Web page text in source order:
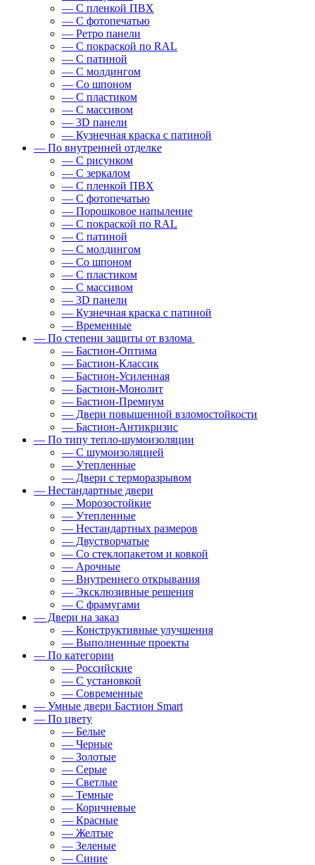
— С пленкой ПВХ
— С фотопечатью
— Ретро панели
— С покраской по RAL
— С патиной
— С молдингом
— Со шпоном
— С пластиком
— С массивом
— 3D панели
— Кузнечная краска с патиной
— По внутренней отделке
— С рисунком
— С зеркалом
— С пленкой ПВХ
— С фотопечатью
— Порошковое напыление
— С покраской по RAL
— С патиной
— С молдингом
— Со шпоном
— С пластиком
— С массивом
— 3D панели
— Кузнечная краска с патиной
— Временные
— По степени защиты от взлома
— Бастион-Оптима
— Бастион-Классик
— Бастион-Усиленная
— Бастион-Монолит
— Бастион-Премиум
— Двери повышенной взломостойкости
— Бастион-Антикризис
— По типу тепло-шумоизоляции
— С шумоизоляцией
— Утепленные
— Двери с терморазрывом
— Нестандартные двери
— Морозостойкие
— Утепленные
— Нестандартных размеров
— Двустворчатые
— Со стеклопакетом и ковкой
— Арочные
— Внутреннего открывания
— Эксклюзивные решения
— С фрамугами
— Двери на заказ
— Конструктивные улучшения
— Выполненные проекты
— По категории
— Российские
— С установкой
— Современные
— Умные двери Бастион Smart
— По цвету
— Белые
— Черные
— Золотые
— Серые
— Светлые
— Темные
— Коричневые
— Красные
— Желтые
— Зеленые
— Синие